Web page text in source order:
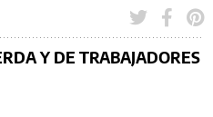
Y DE TRABAJADORES